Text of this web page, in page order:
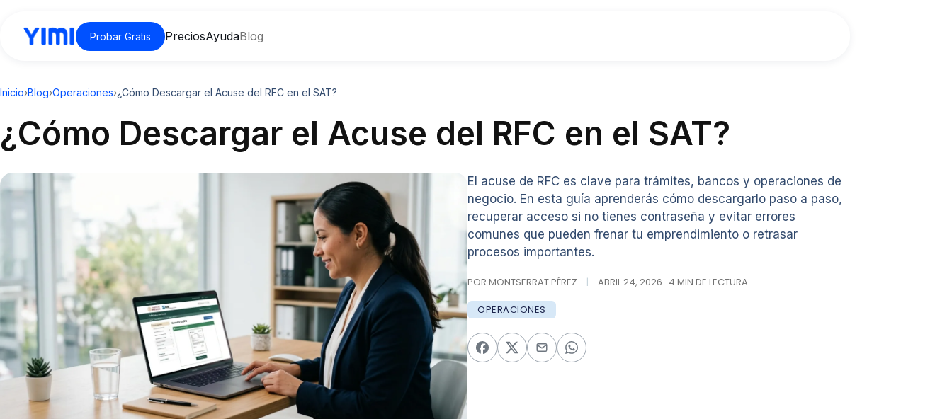
Probar Gratis PreciosAyudaBlog
Inicio›Blog›Operaciones›¿Cómo Descargar el Acuse del RFC en el SAT?
¿Cómo Descargar el Acuse del RFC en el SAT?
El acuse de RFC es clave para trámites, bancos y operaciones de
negocio. En esta guía aprenderás cómo descargarlo paso a paso,
recuperar acceso si no tienes contraseña y evitar errores
comunes que pueden frenar tu emprendimiento o retrasar
procesos importantes.
POR MONTSERRAT PÉREZ | ABRIL 24, 2026 · 4 MIN DE LECTURA
OPERACIONES